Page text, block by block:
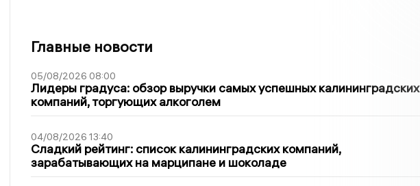
Главные новости
05/08/2026 08:00
Лидеры градуса: обзор выручки самых успешных калининградских
компаний, торгующих алкоголем
04/08/2026 13:40
Сладкий рейтинг: список калининградских компаний,
зарабатывающих на марципане и шоколаде